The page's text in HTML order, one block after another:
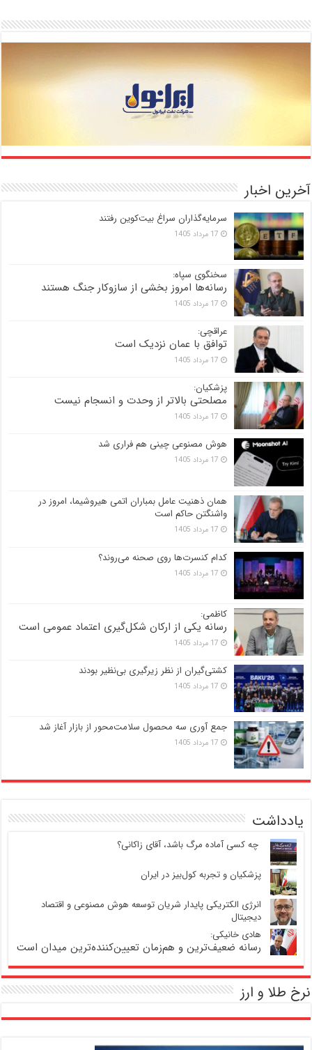
آخرین اخبار
سرمایه‌گذاران سراغ بیت‌کوین رفتند
17 مرداد 1405
سخنگوی سپاه:
رسانه‌ها امروز بخشی از سازوکار جنگ هستند
17 مرداد 1405
عراقچی:
توافق با عمان نزدیک است
17 مرداد 1405
پزشکیان:
مصلحتی بالاتر از وحدت و انسجام نیست
17 مرداد 1405
هوش مصنوعی چینی هم فراری شد
17 مرداد 1405
همان ذهنیت عامل بمباران اتمی هیروشیما، امروز در
واشنگتن حاکم است
17 مرداد 1405
کدام کنسرت‌ها روی صحنه می‌روند؟
17 مرداد 1405
کاظمی:
رسانه یکی از ارکان شکل‌گیری اعتماد عمومی است
17 مرداد 1405
کشتی‌گیران از نظر زیرگیری بی‌نظیر بودند
17 مرداد 1405
جمع آوری سه محصول سلامت‌محور از بازار آغاز شد
17 مرداد 1405
یادداشت
‍ چه کسی آماده مرگ باشد، آقای زاکانی؟
پزشکیان و تجربه کول‌بیز در ایران
انرژی الکتریکی پایدار شریان توسعه هوش مصنوعی و اقتصاد
دیجیتال
هادی خانیکی:
رسانه ضعیف‌ترین و هم‌زمان تعیین‌کننده‌ترین میدان است
نرخ طلا و ارز